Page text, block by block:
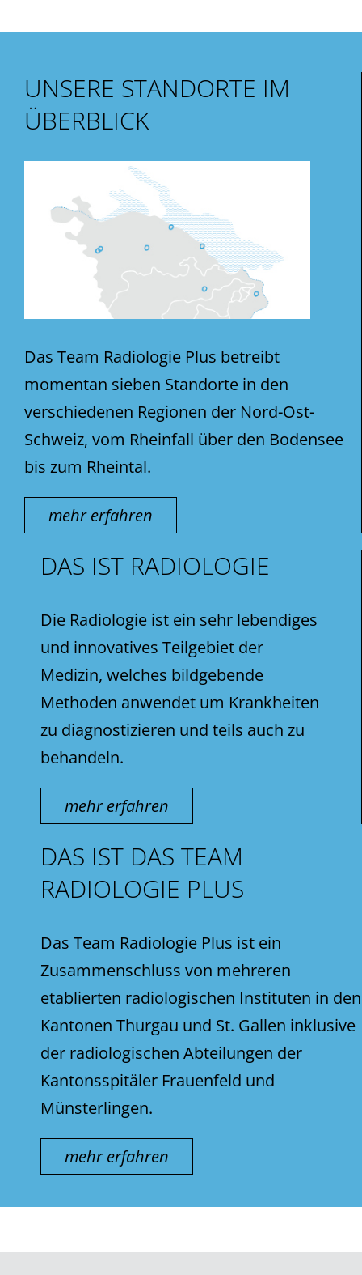
UNSERE STANDORTE IM
ÜBERBLICK
Das Team Radiologie Plus betreibt
momentan sieben Standorte in den
verschiedenen Regionen der Nord-Ost-
Schweiz, vom Rheinfall über den Bodensee
bis zum Rheintal.
mehr erfahren
DAS IST RADIOLOGIE
Die Radiologie ist ein sehr lebendiges
und innovatives Teilgebiet der
Medizin, welches bildgebende
Methoden anwendet um Krankheiten
zu diagnostizieren und teils auch zu
behandeln.
mehr erfahren
DAS IST DAS TEAM
RADIOLOGIE PLUS
Das Team Radiologie Plus ist ein
Zusammenschluss von mehreren
etablierten radiologischen Instituten in den
Kantonen Thurgau und St. Gallen inklusive
der radiologischen Abteilungen der
Kantonsspitäler Frauenfeld und
Münsterlingen.
mehr erfahren